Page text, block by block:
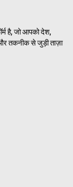
है, जो आपको देश,
और तकनीक से जुड़ी ताज़ा